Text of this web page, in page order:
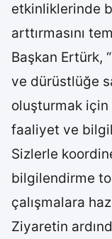
etkinliklerinde
arttırmasını
Başkan Ertürk,
ve dürüstlüğe
oluşturmak
faaliyet ve
Sizlerle
bilgilendirme
çalışmalara
Ziyaretin